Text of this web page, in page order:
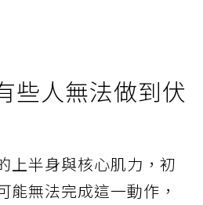
些人無法做到伏
上半身與核心肌力，初
能無法完成這一動作，